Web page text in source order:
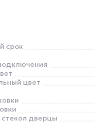
срок
цвет
стекол дверцы